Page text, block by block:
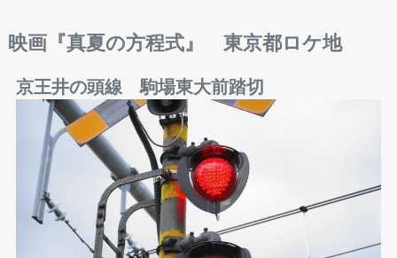
映画『真夏の方程式』 東京都ロケ地
京王井の頭線 駒場東大前踏切